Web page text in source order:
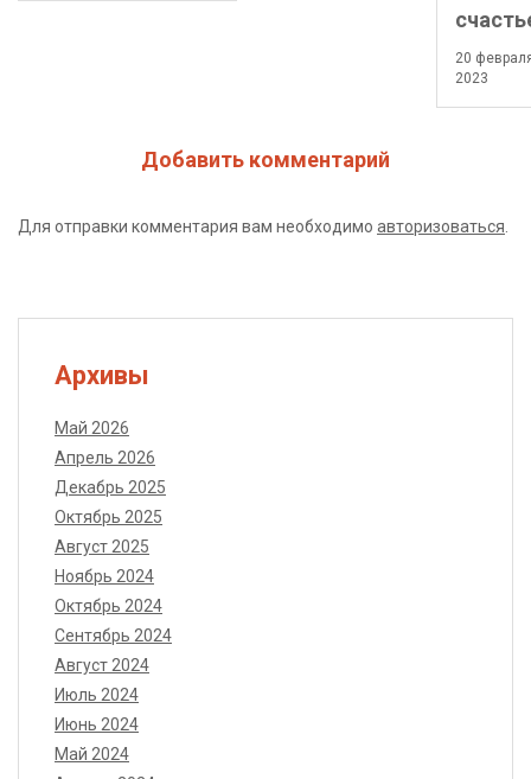
20
2023
Добавить комментарий
Для отправки комментария вам необходимо авторизоваться
Архивы
Май 2026
Апрель 2026
Декабрь 2025
Октябрь 2025
Август 2025
Ноябрь 2024
Октябрь 2024
Сентябрь 2024
Август 2024
Июль 2024
Июнь 2024
Май 2024